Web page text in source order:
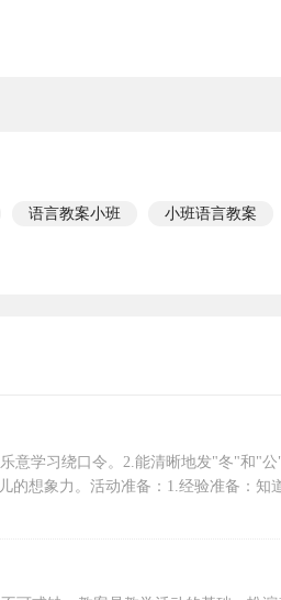
语言教案小班 小班语言教案
意学习绕口令。2.能清晰地发"冬"和"
的想象力。活动准备：1.经验准备：知